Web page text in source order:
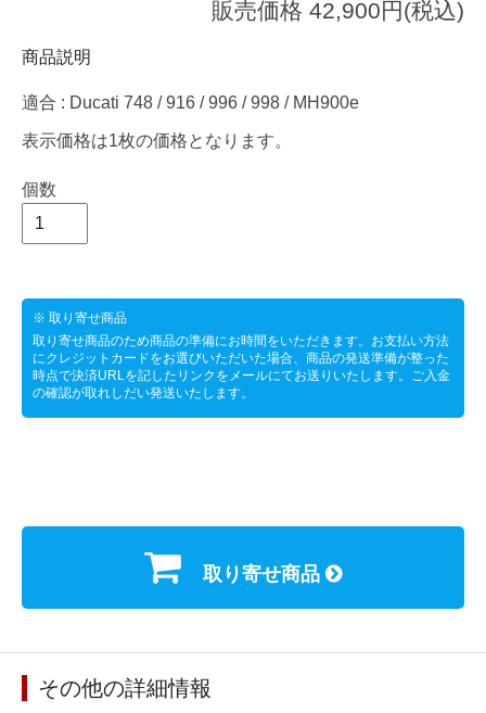
販売価格 42,900円(税込)
商品説明
適合 : Ducati 748 / 916 / 996 / 998 / MH900e
表示価格は1枚の価格となります。
個数
※ 取り寄せ商品
取り寄せ商品のため商品の準備にお時間をいただきます。お支払い方法
にクレジットカードをお選びいただいた場合、商品の発送準備が整った
時点で決済URLを記したリンクをメールにてお送りいたします。ご入金
の確認が取れしだい発送いたします。
取り寄せ商品
その他の詳細情報